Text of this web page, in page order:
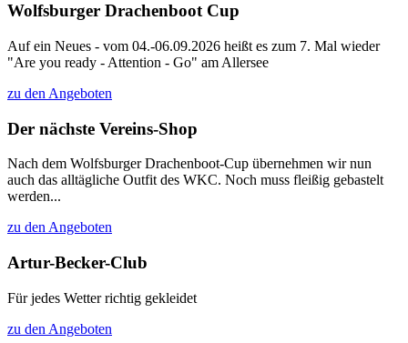
Wolfsburger Drachenboot Cup
Auf ein Neues - vom 04.-06.09.2026 heißt es zum 7. Mal wieder
"Are you ready - Attention - Go" am Allersee
zu den Angeboten
Der nächste Vereins-Shop
Nach dem Wolfsburger Drachenboot-Cup übernehmen wir nun
auch das alltägliche Outfit des WKC. Noch muss fleißig gebastelt
werden...
zu den Angeboten
Artur-Becker-Club
Für jedes Wetter richtig gekleidet
zu den Angeboten